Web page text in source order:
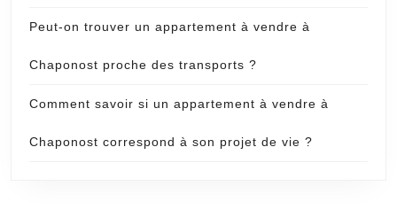
Peut-on trouver un appartement à vendre à
Chaponost proche des transports ?
Comment savoir si un appartement à vendre à
Chaponost correspond à son projet de vie ?